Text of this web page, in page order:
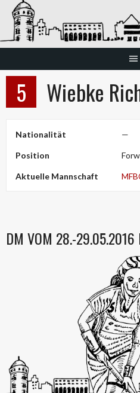
5 Wiebke
Nationalität —
Position
Aktuelle Mannschaft
DM VOM 28.-29.05.2016